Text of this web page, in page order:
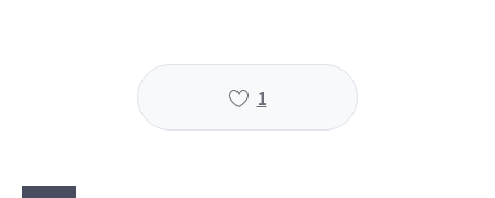
1